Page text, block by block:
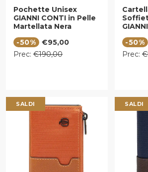
Pochette Unisex
GIANNI CONTI in Pelle
Martellata Nera
-50%
Prezzo di vendita
€95,00
Prezzo regolare
Prec: €190,00
-50%
Prec:
SALDI SALDI